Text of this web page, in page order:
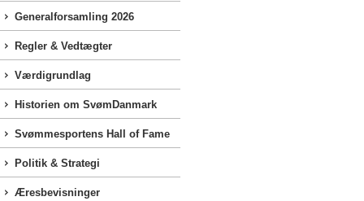
Generalforsamling 2026
Regler & Vedtægter
Værdigrundlag
Historien om SvømDanmark
Svømmesportens Hall of Fame
Politik & Strategi
Æresbevisninger